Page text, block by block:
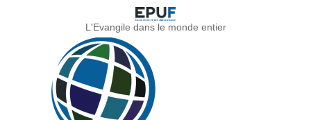
L'Evangile dans le monde entier